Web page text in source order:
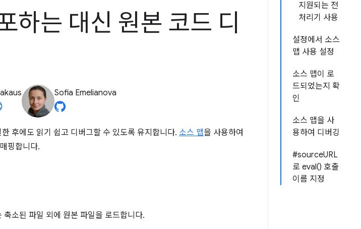
지원되는 전
처리기 사용
설정에서 소스
맵 사용 설정
소스 맵이 로
드되었는지 확
인
소스 맵을 사
용하여 디버깅
#sourceURL
로 eval() 호출
이름 지정
하는 대신 원본 코드 디
Sofia Emelianova
후에도 읽기 쉽고 디버그할 수 있도록 유지합니다. 소스 맵을 사용하여
핑합니다.
소된 파일 외에 원본 파일을 로드합니다.